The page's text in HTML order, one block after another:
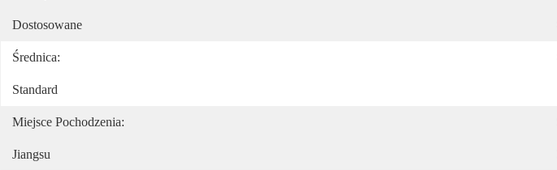
Dostosowane
Średnica:
Standard
Miejsce Pochodzenia:
Jiangsu